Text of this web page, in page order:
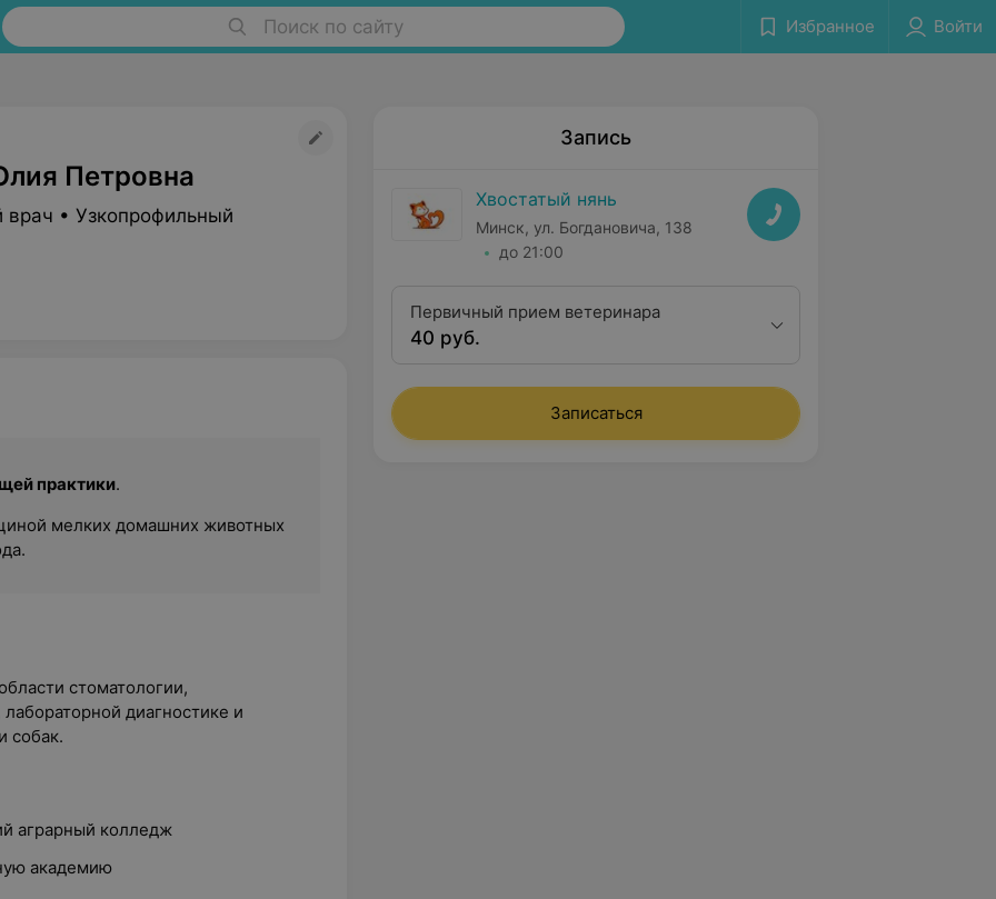
Поиск по сайту Избранное Войти
Петровна
врач • Узкопрофильный
практики.
мелких домашних животных
стоматологии,
диагностике и
собак.
аграрный колледж
академию
Запись
Хвостатый нянь
Минск, ул. Богдановича, 138
до 21:00
Первичный прием ветеринара
40 руб.
Записаться